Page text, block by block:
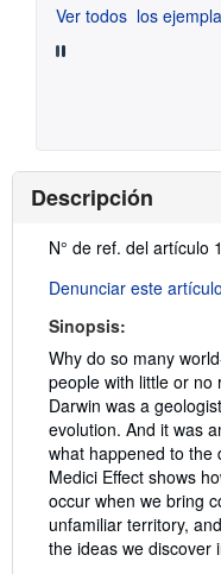
Ver todos los
Descripción
Descripción:
N° de ref. del artículo
Denunciar este artículo
Sinopsis:
Why do so many
people with little or no
Darwin was a
evolution. And it was
what happened to the
Medici Effect shows
occur when we bring
unfamiliar territory,
the ideas we discover